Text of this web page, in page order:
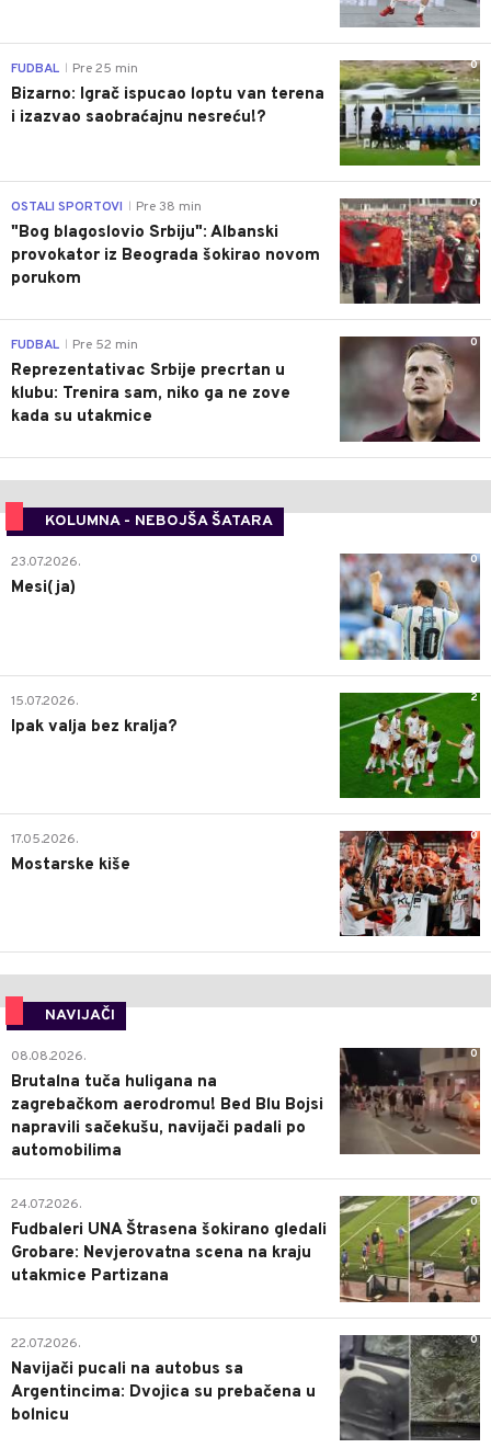
0
FUDBAL Pre 25 min
Bizarno: Igrač ispucao loptu van terena
i izazvao saobraćajnu nesreću!?
0
OSTALI SPORTOVI Pre 38 min
"Bog blagoslovio Srbiju": Albanski
provokator iz Beograda šokirao novom
porukom
0
FUDBAL Pre 52 min
Reprezentativac Srbije precrtan u
klubu: Trenira sam, niko ga ne zove
kada su utakmice
KOLUMNA - NEBOJŠA ŠATARA
0
23.07.2026.
Mesi(ja)
2
15.07.2026.
Ipak valja bez kralja?
0
17.05.2026.
Mostarske kiše
NAVIJAČI
0
08.08.2026.
Brutalna tuča huligana na
zagrebačkom aerodromu! Bed Blu Bojsi
napravili sačekušu, navijači padali po
automobilima
0
24.07.2026.
Fudbaleri UNA Štrasena šokirano gledali
Grobare: Nevjerovatna scena na kraju
utakmice Partizana
0
22.07.2026.
Navijači pucali na autobus sa
Argentincima: Dvojica su prebačena u
bolnicu